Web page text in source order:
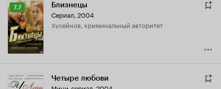
Рейтинг
Кинопоиска
7.7
7.7 Близнецы
Сериал, 2004
Хусейнов, криминальный авторитет
Четыре любови